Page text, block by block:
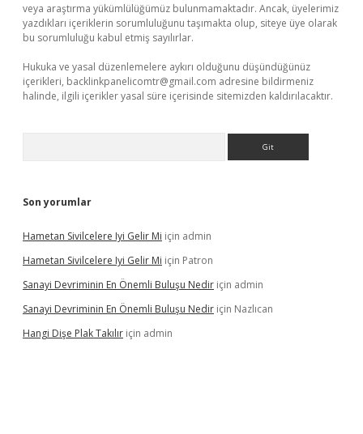
veya araştırma yükümlülüğümüz bulunmamaktadır. Ancak, üyelerimiz
yazdıkları içeriklerin sorumluluğunu taşımakta olup, siteye üye olarak
bu sorumluluğu kabul etmiş sayılırlar.
Hukuka ve yasal düzenlemelere aykırı olduğunu düşündüğünüz
içerikleri, backlinkpanelicomtr@gmail.com adresine bildirmeniz
halinde, ilgili içerikler yasal süre içerisinde sitemizden kaldırılacaktır.
Son yorumlar
Hametan Sivilcelere Iyi Gelir Mi için admin
Hametan Sivilcelere Iyi Gelir Mi için Patron
Sanayi Devriminin En Önemli Buluşu Nedir için admin
Sanayi Devriminin En Önemli Buluşu Nedir için Nazlıcan
Hangi Dişe Plak Takılır için admin